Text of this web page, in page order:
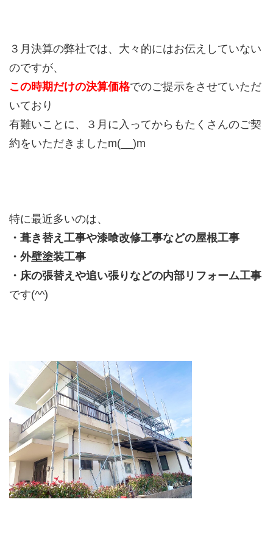
３月決算の弊社では、大々的にはお伝えしていない
のですが、
この時期だけの決算価格でのご提示をさせていただ
いており
有難いことに、３月に入ってからもたくさんのご契
約をいただきましたm(__)m
特に最近多いのは、
・葺き替え工事や漆喰改修工事などの屋根工事
・外壁塗装工事
・床の張替えや追い張りなどの内部リフォーム工事
です(^^)